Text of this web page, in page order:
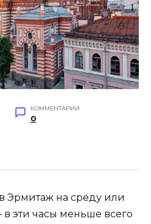
КОММЕНТАРИИ
0
Эрмитаж на среду или
в эти часы меньше всего